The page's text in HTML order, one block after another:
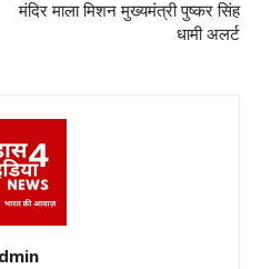
मंदिर माला मिशन मुख्यमंत्री पुष्कर सिंह
धामी अलर्ट